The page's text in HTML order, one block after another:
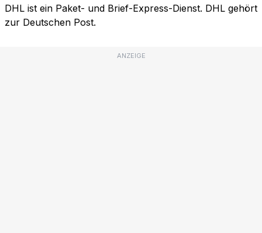
DHL ist ein Paket- und Brief-Express-Dienst. DHL gehört
zur Deutschen Post.
ANZEIGE